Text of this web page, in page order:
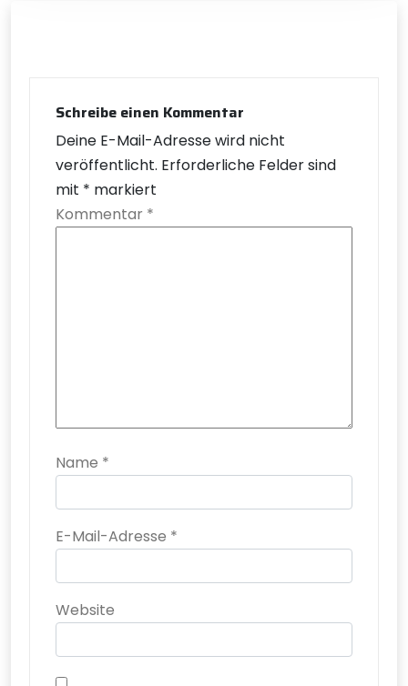
Schreibe einen Kommentar
Deine E-Mail-Adresse wird nicht
veröffentlicht. Erforderliche Felder sind
mit * markiert
Kommentar *
Name *
E-Mail-Adresse *
Website